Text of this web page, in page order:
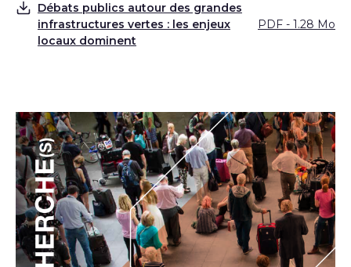
Télécharger
Débats publics autour des grandes
infrastructures vertes : les enjeux
locaux dominent
PDF - 1.28 Mo